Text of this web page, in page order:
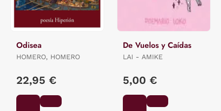
Odisea
HOMERO, HOMERO
22,95 €
De Vuelos y Caídas
LAI - AMIKE
5,00 €